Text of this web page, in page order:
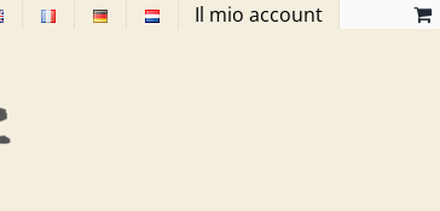
Il mio account